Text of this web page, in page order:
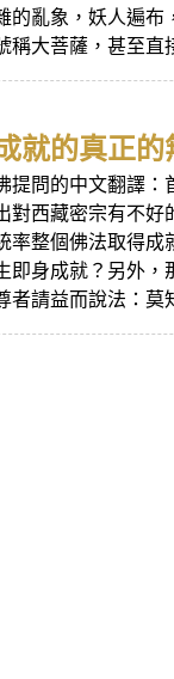
的亂象，妖人遍
稱大菩薩，甚至
就的真正的
提問的中文翻譯
對西藏密宗有不
率整個佛法取得
即身成就？另外
者請益而說法：